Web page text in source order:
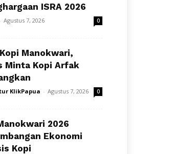
ISRA 2026
- Agustus 7, 2026 0
Manokwari,
Minta Kopi Arfak
KlikPapua - Agustus 7, 2026 0
2026
Ekonomi
Kopi